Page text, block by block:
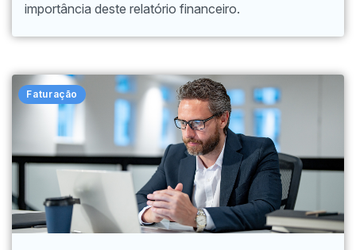
importância deste relatório financeiro.
Faturação